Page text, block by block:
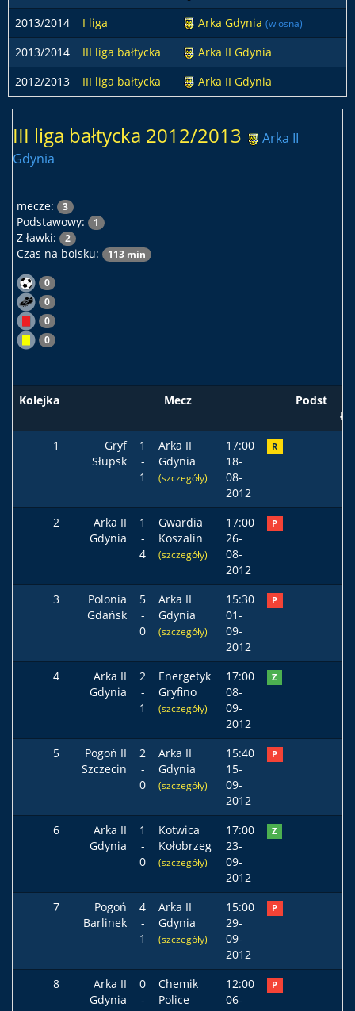
2013/2014
I liga Arka Gdynia (wiosna)
2013/2014 III liga bałtycka
Arka II Gdynia
2012/2013
III liga bałtycka Arka II Gdynia
III liga bałtycka 2012/2013
Arka II
Gdynia
mecze: 3
Podstawowy: 1
Z ławki: 2
Czas na boisku: 113 min
0
0
0
0
Kolejka Mecz Podst
1
Gryf
Słupsk
1
-
1
Arka II
Gdynia
(szczegóły)
17:00
18-
08-
2012
R
2
Arka II
Gdynia
1
-
4
Gwardia
Koszalin
(szczegóły)
17:00
26-
08-
2012
P
3
Polonia
Gdańsk
5
-
0
Arka II
Gdynia
(szczegóły)
15:30
01-
09-
2012
P
4
Arka II
Gdynia
2
-
1
Energetyk
Gryfino
(szczegóły)
17:00
08-
09-
2012
Z
5
Pogoń II
Szczecin
2
-
0
Arka II
Gdynia
(szczegóły)
15:40
15-
09-
2012
P
6
Arka II
Gdynia
1
-
0
Kotwica
Kołobrzeg
(szczegóły)
17:00
23-
09-
2012
Z
7
Pogoń
Barlinek
4
-
1
Arka II
Gdynia
(szczegóły)
15:00
29-
09-
2012
P
8
Arka II
Gdynia
0
-
Chemik
Police
12:00
06-
P